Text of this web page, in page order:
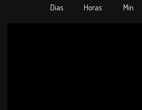
Dias Horas Min